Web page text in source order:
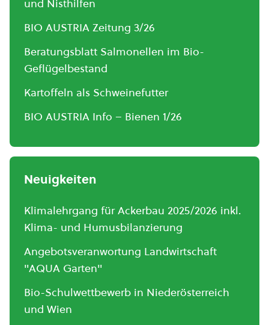
und Nisthilfen
BIO AUSTRIA Zeitung 3/26
Beratungsblatt Salmonellen im Bio-
Geflügelbestand
Kartoffeln als Schweinefutter
BIO AUSTRIA Info – Bienen 1/26
Neuigkeiten
Klimalehrgang für Ackerbau 2025/2026 inkl.
Klima- und Humusbilanzierung
Angebotsveranwortung Landwirtschaft
"AQUA Garten"
Bio-Schulwettbewerb in Niederösterreich
und Wien